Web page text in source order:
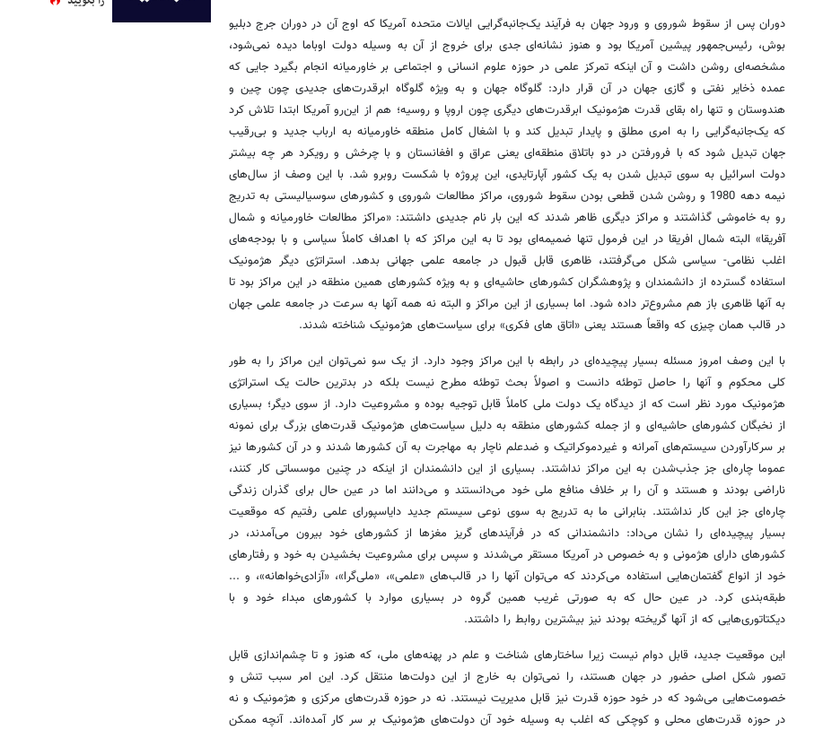
دوران پس از سقوط شوروی و ورود جهان به فرآیند یک‌جانبه‌گرایی ایالات متحده آمریکا که اوج آن در دوران جرج دبلیو
بوش، رئیس‌جمهور پیشین آمریکا بود و هنوز نشانه‌ای جدی برای خروج از آن به وسیله دولت اوباما دیده نمی‌شود،
مشخصه‌ای روشن داشت و آن اینکه تمرکز علمی در حوزه علوم انسانی و اجتماعی بر خاور‌میانه انجام بگیرد جایی که
عمده ذخایر نفتی و گازی جهان در آن قرار دارد: گلوگاه جهان و به ویژه گلوگاه ابرقدرت‌های جدیدی چون چین و
هندوستان و تنها راه بقای قدرت هژمونیک ابر‌قدرت‌های دیگری چون اروپا و روسیه؛ هم از این‌رو آمریکا ابتدا تلاش کرد
که یک‌جانبه‌گرایی را به امری مطلق و پایدار تبدیل کند و با اشغال کامل منطقه خاور‌میانه به ارباب جدید و بی‌رقیب
جهان تبدیل شود که با فرو‌رفتن در دو باتلاق منطقه‌ای یعنی عراق و افغانستان و با چرخش و رویکرد هر چه بیشتر
دولت اسرائیل به سوی تبدیل شدن به یک کشور آپارتایدی، این پروژه با شکست روبرو شد. با این وصف از سال‌های
نیمه دهه 1980 و روشن شدن قطعی بودن سقوط شوروی، مراکز مطالعات شوروی و کشورهای سوسیالیستی به تدریج
رو به خاموشی گذاشتند و مراکز دیگری ظاهر شدند که این بار نام جدیدی داشتند: «مراکز مطالعات خاور‌میانه و شمال
آفریقا» البته شمال افریقا در این فرمول تنها ضمیمه‌ای بود تا به این مراکز که با اهداف کاملاً سیاسی و با بودجه‌های
اغلب نظامی- سیاسی شکل می‌گرفتند، ظاهری قابل قبول در جامعه علمی جهانی بدهد. استراتژی دیگر هژمونیک
استفاده گسترده از دانشمندان و پژوهشگران کشورهای حاشیه‌ای و به ویژه کشورهای همین منطقه در این مراکز بود تا
به آنها ظاهری باز هم مشروع‌تر داده شود. اما بسیاری از این مراکز و البته نه همه آنها به سرعت در جامعه علمی جهان
در قالب همان چیزی که واقعاً هستند یعنی «اتاق های فکری» برای سیاست‌های هژمونیک شناخته شدند.
با این وصف امروز مسئله بسیار پیچیده‌ای در رابطه با این مراکز وجود دارد. از یک سو نمی‌توان این مراکز را به طور
کلی محکوم و آنها را حاصل توطئه دانست و اصولاً بحث توطئه مطرح نیست بلکه در بدترین حالت یک استراتژی
هژمونیک مورد نظر است که از دیدگاه یک دولت ملی کاملاً قابل توجیه بوده و مشروعیت دارد. از سوی دیگر؛ بسیاری
از نخبگان کشورهای حاشیه‌ای و از جمله کشورهای منطقه به دلیل سیاست‌های هژمونیک قدرت‌های بزرگ برای نمونه
بر سرکارآوردن سیستم‌های آمرانه و غیردموکراتیک و ضد‌علم ناچار به مهاجرت به آن کشورها شدند و در آن کشورها نیز
عموما چاره‌ای جز جذب‌شدن به این مراکز نداشتند. بسیاری از این دانشمندان از اینکه در چنین موسساتی کار کنند،
ناراضی بودند و هستند و آن را بر خلاف منافع ملی خود می‌دانستند و می‌دانند اما در عین حال برای گذران زندگی
چاره‌ای جز این کار نداشتند. بنابرانی ما به تدریج به سوی نوعی سیستم جدید دایاسپورای علمی رفتیم که موقعیت
بسیار پیچیده‌ای را نشان می‌داد: دانشمندانی که در فرآیندهای گریز مغزها از کشورهای خود بیرون می‌آمدند، در
کشورهای دارای هژمونی و به خصوص در آمریکا مستقر می‌شدند و سپس برای مشروعیت بخشیدن به خود و رفتارهای
خود از انواع گفتمان‌هایی استفاده می‌کردند که می‌توان آنها را در قالب‌های «علمی»، «ملی‌گرا»، «آزادی‌خواهانه»، و ...
طبقه‌بندی کرد. در عین حال که به صورتی غریب همین گروه در بسیاری موارد با کشورهای مبداء خود و با
دیکتاتوری‌هایی که از آنها گریخته بودند نیز بیشترین روابط را داشتند.
این موقعیت جدید، قابل دوام نیست زیرا ساختارهای شناخت و علم در پهنه‌های ملی، که هنوز و تا چشم‌اندازی قابل
تصور شکل اصلی حضور در جهان هستند، را نمی‌توان به خارج از این دولت‌ها منتقل کرد. این امر سبب تنش و
خصومت‌هایی می‌شود که در خود حوزه قدرت نیز قابل مدیریت نیستند. نه در حوزه قدرت‌های مرکزی و هژمونیک و نه
در حوزه قدرت‌های محلی و کوچکی که اغلب به وسیله خود آن دولت‌های هژمونیک بر سر کار آمده‌اند. آنچه ممکن